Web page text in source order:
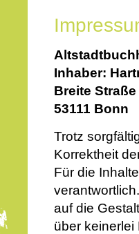
Inhaber:
Breite Straße
53111 Bonn
Trotz
Korrektheit
Für die
auf die
über